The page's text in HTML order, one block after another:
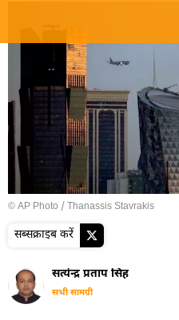
© AP Photo / Thanassis Stavrakis
सब्सक्राइब करें
सत्येन्द्र प्रताप सिंह
सभी सामग्री